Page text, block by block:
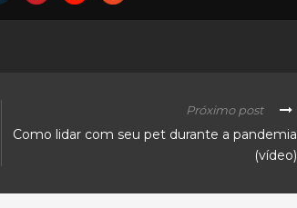
Próximo post
Como lidar com seu pet durante a pandemia
(vídeo)